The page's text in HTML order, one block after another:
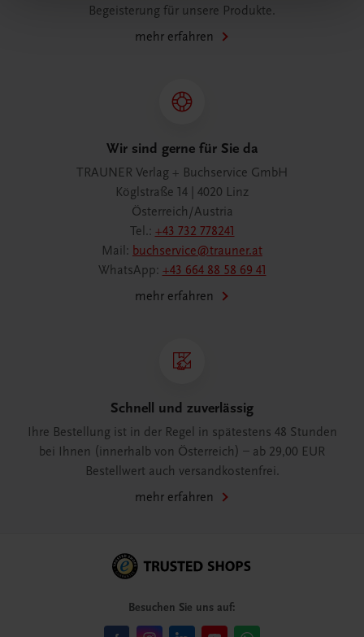
Begeisterung für unsere Produkte.
mehr erfahren
Wir sind gerne für Sie da
TRAUNER Verlag + Buchservice GmbH
Köglstraße 14 | 4020 Linz
Österreich/Austria
Tel.: +43 732 778241
Mail: buchservice@trauner.at
WhatsApp: +43 664 88 58 69 41
mehr erfahren
Schnell und zuverlässig
Ihre Bestellung ist in der Regel in spätestens 48 Stunden
bei Ihnen (innerhalb von Österreich) – ab 29,00 EUR
Bestellwert auch versandkostenfrei.
mehr erfahren
Besuchen Sie uns auf: